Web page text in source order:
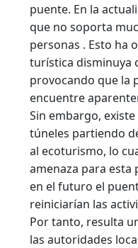
puente. En la
que no soporta
personas . Esto ha
turística disminuya
provocando que la
encuentre
Sin embargo,
túneles partiendo
al ecoturismo, lo
amenaza para esta
en el futuro el
reiniciarían las
Por tanto, resulta
las autoridades